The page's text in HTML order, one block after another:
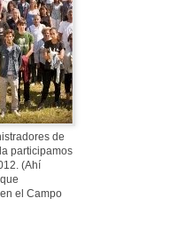
no se han
en la
de
participamos
(Ahí
el Campo